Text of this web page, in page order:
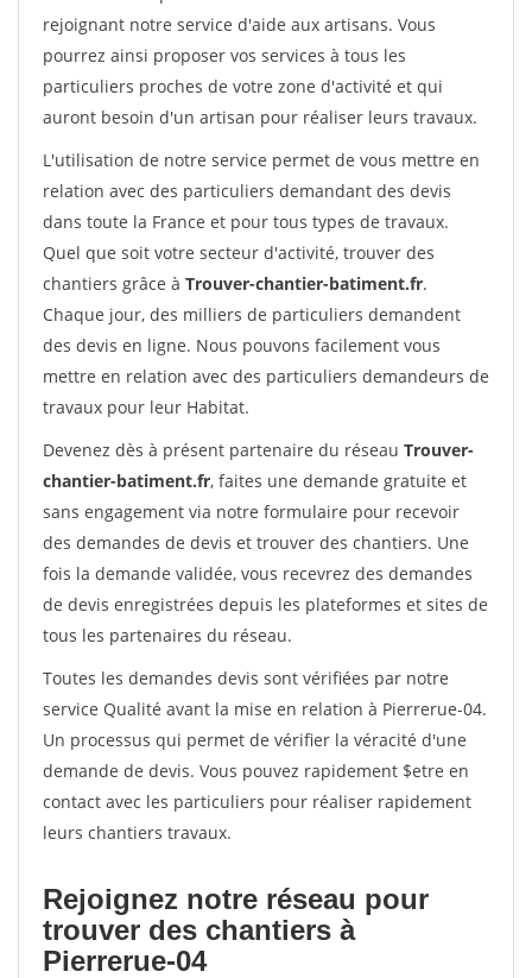
rejoignant notre service d'aide aux artisans. Vous
pourrez ainsi proposer vos services à tous les
particuliers proches de votre zone d'activité et qui
auront besoin d'un artisan pour réaliser leurs travaux.
L'utilisation de notre service permet de vous mettre en
relation avec des particuliers demandant des devis
dans toute la France et pour tous types de travaux.
Quel que soit votre secteur d'activité, trouver des
chantiers grâce à Trouver-chantier-batiment.fr.
Chaque jour, des milliers de particuliers demandent
des devis en ligne. Nous pouvons facilement vous
mettre en relation avec des particuliers demandeurs de
travaux pour leur Habitat.
Devenez dès à présent partenaire du réseau Trouver-
chantier-batiment.fr, faites une demande gratuite et
sans engagement via notre formulaire pour recevoir
des demandes de devis et trouver des chantiers. Une
fois la demande validée, vous recevrez des demandes
de devis enregistrées depuis les plateformes et sites de
tous les partenaires du réseau.
Toutes les demandes devis sont vérifiées par notre
service Qualité avant la mise en relation à Pierrerue-04.
Un processus qui permet de vérifier la véracité d'une
demande de devis. Vous pouvez rapidement $etre en
contact avec les particuliers pour réaliser rapidement
leurs chantiers travaux.
Rejoignez notre réseau pour
trouver des chantiers à
Pierrerue-04